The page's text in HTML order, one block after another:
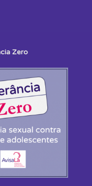
Zero